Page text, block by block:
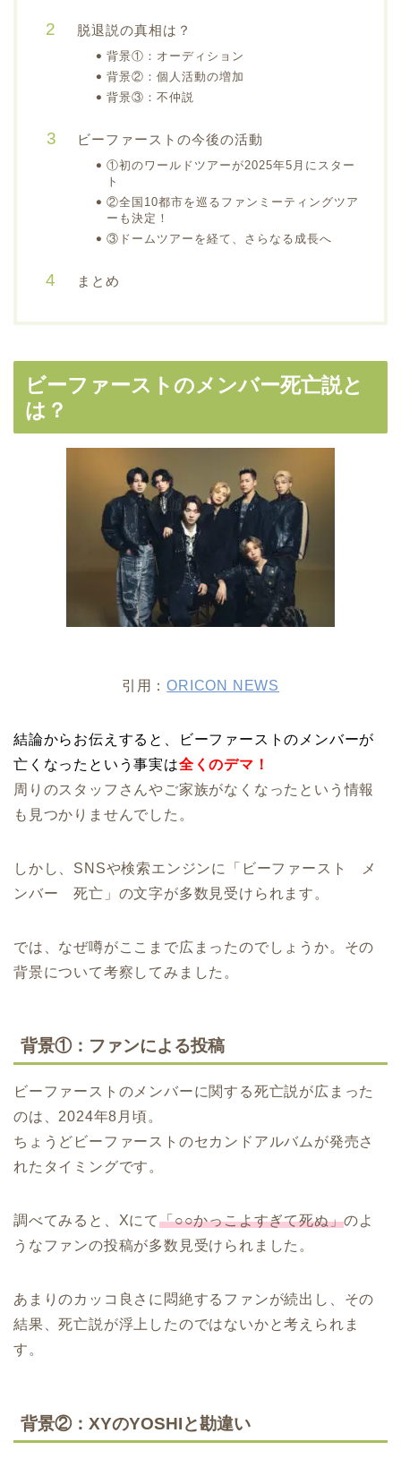
脱退説の真相は？
背景①：オーディション
背景②：個人活動の増加
背景③：不仲説
ビーファーストの今後の活動
①初のワールドツアーが2025年5月にスター
ト
②全国10都市を巡るファンミーティングツア
ーも決定！
③ドームツアーを経て、さらなる成長へ
まとめ
ビーファーストのメンバー死亡説と
は？
引用：ORICON NEWS
結論からお伝えすると、ビーファーストのメンバーが
亡くなったという事実は全くのデマ！
周りのスタッフさんやご家族がなくなったという情報
も見つかりませんでした。
しかし、SNSや検索エンジンに「ビーファースト メ
ンバー 死亡」の文字が多数見受けられます。
では、なぜ噂がここまで広まったのでしょうか。その
背景について考察してみました。
背景①：ファンによる投稿
ビーファーストのメンバーに関する死亡説が広まった
のは、 2024年8月頃。
ちょうどビーファーストのセカンドアルバムが発売さ
れたタイミングです。
調べてみると、Xにて「○○かっこよすぎて死ぬ」のよ
うなファンの投稿が多数見受けられました。
あまりのカッコ良さに悶絶するファンが続出し、その
結果、死亡説が浮上したのではないかと考えられま
す。
背景②：XYのYOSHIと勘違い